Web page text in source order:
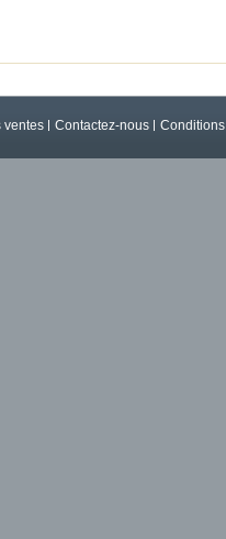
ventes Contactez-nous